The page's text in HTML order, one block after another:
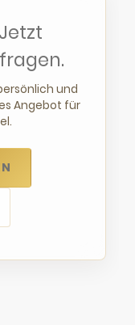
und
Angebot für